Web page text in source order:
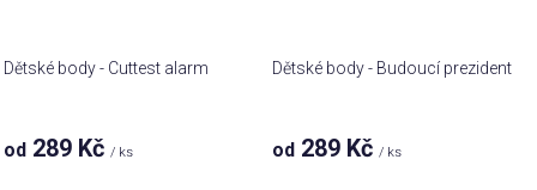
Dětské body - Cuttest alarm
od 289 Kč/ ks
Dětské body - Budoucí prezident
od 289 Kč/ ks